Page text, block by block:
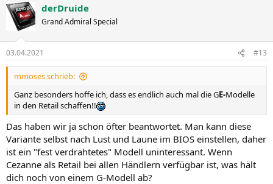
derDruide
Grand Admiral Special
03.04.2021 #13
mmoses schrieb:
Ganz besonders hoffe ich, dass es endlich auch mal die GE-Modelle
in den Retail schaffen!!
Das haben wir ja schon öfter beantwortet. Man kann diese
Variante selbst nach Lust und Laune im BIOS einstellen, daher
ist ein "fest verdrahtetes" Modell uninteressant. Wenn
Cezanne als Retail bei allen Händlern verfügbar ist, was hält
dich noch von einem G-Modell ab?